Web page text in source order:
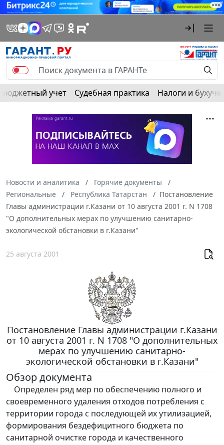
Бюджетный учет Судебная практика Налоги и
Новости и аналитика
Горячие документы
Региональные
Республика Татарстан
Постановление
Главы администрации г.Казани от 10 августа 2001 г. N 1708
"О дополнительных мерах по улучшению санитарно-
экологической обстановки в г.Казани"
25 августа 2001
Постановление Главы администрации г.Казани
от 10 августа 2001 г. N 1708 "О дополнительных
мерах по улучшению санитарно-
экологической обстановки в г.Казани"
Обзор документа
Определен ряд мер по обеспечению полного и
своевременного удаления отходов потребления с
территории города с последующей их утилизацией,
формирования бездефицитного бюджета по
санитарной очистке города и качественного